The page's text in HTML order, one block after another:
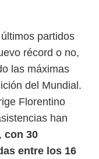
partidos
récord o no,
las máximas
del Mundial.
Florentino
han
con 30
entre los 16